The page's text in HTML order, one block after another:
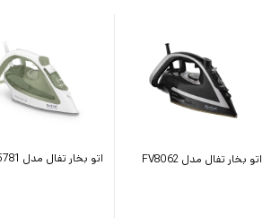
اتو بخار تفال مدل FV8062 اتو بخار تفال مدل FV5781